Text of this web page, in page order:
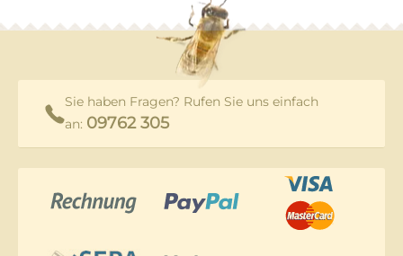
Sie haben Fragen? Rufen Sie uns einfach
an: 09762 305